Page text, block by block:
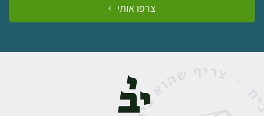
צרפו אותי